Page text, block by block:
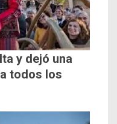
y dejó una
todos los